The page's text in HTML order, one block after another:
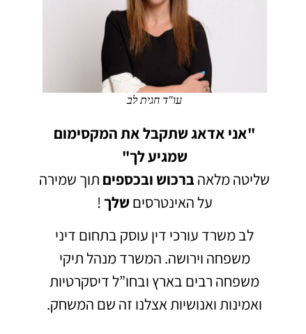
עו"ד חגית לב
"אני אדאג שתקבל את המקסימום
שמגיע לך"
שליטה מלאהברכוש ובכספים תוך שמירה
על האינטרסים שלך!
לב משרד עורכי דין עוסק בתחום דיני
משפחה וירושה. המשרד מנהל תיקי
משפחה רבים בארץ ובחו”ל דיסקרטיות
ואמינות ואנושיות אצלנו זה שם המשחק.